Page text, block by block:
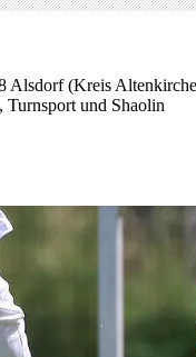
Alsdorf (Kreis
und Shaolin